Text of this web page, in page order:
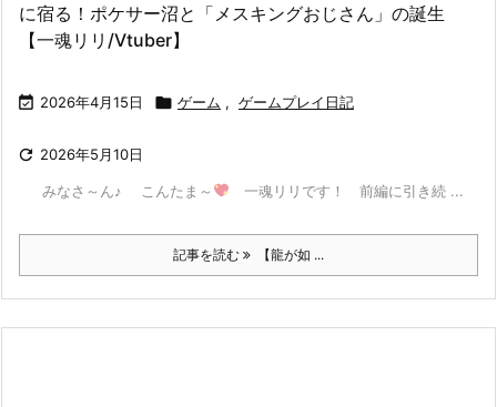
に宿る！ポケサー沼と「メスキングおじさん」の誕生
【一魂リリ/Vtuber】
 2026年4月15日  ゲーム , ゲームプレイ日記
 2026年5月10日
みなさ～ん♪ こんたま～ 一魂リリです！ 前編に引き続 ...
記事を読む 【龍が如 ...